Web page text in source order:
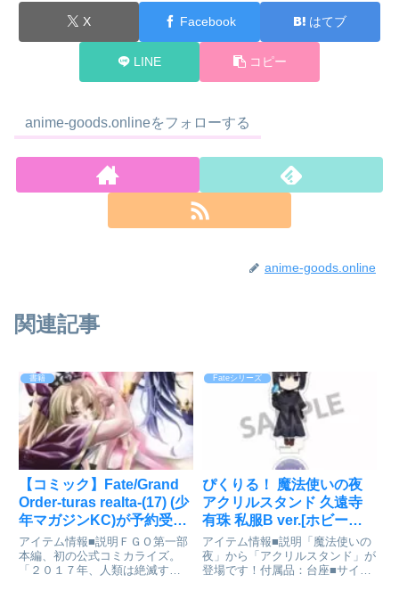
X Facebook はてブ
LINE コピー
anime-goods.onlineをフォローする
anime-goods.online
関連記事
書籍
【コミック】Fate/Grand
Order-turas realta-(17) (少
年マガジンKC)が予約受付
開始
アイテム情報■説明ＦＧＯ第一部
本編、初の公式コミカライズ。
「２０１７年、人類は絶滅す
Fateシリーズ
ぴくりる！ 魔法使いの夜
アクリルスタンド 久遠寺
有珠 私服B ver.[ホビース
トック]が予約受付開始
アイテム情報■説明「魔法使いの
夜」から「アクリルスタンド」が
登場です！付属品：台座■サイズ